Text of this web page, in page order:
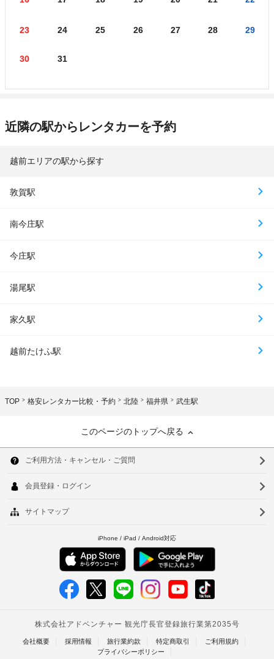
23 24 25 26 27 28 29
30 31
近隣の駅からレンタカーを予約
越前エリアの駅から探す
敦賀駅
南今庄駅
今庄駅
湯尾駅
家久駅
越前たけふ駅
TOP 格安レンタカー比較・予約 北陸 福井県 武生駅
このページのトップへ戻る